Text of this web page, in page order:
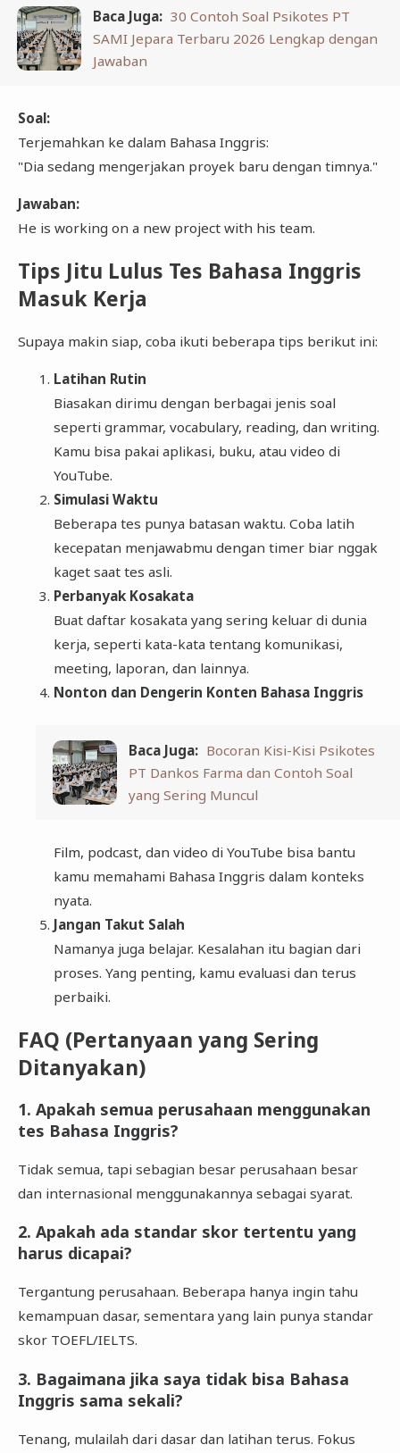
Baca Juga: 30 Contoh Soal Psikotes PT
SAMI Jepara Terbaru 2026 Lengkap dengan
Jawaban
Soal:
Terjemahkan ke dalam Bahasa Inggris:
"Dia sedang mengerjakan proyek baru dengan timnya."
Jawaban:
He is working on a new project with his team.
Tips Jitu Lulus Tes Bahasa Inggris
Masuk Kerja
Supaya makin siap, coba ikuti beberapa tips berikut ini:
Latihan Rutin
Biasakan dirimu dengan berbagai jenis soal
seperti grammar, vocabulary, reading, dan writing.
Kamu bisa pakai aplikasi, buku, atau video di
YouTube.
Simulasi Waktu
Beberapa tes punya batasan waktu. Coba latih
kecepatan menjawabmu dengan timer biar nggak
kaget saat tes asli.
Perbanyak Kosakata
Buat daftar kosakata yang sering keluar di dunia
kerja, seperti kata-kata tentang komunikasi,
meeting, laporan, dan lainnya.
Nonton dan Dengerin Konten Bahasa Inggris
Baca Juga: Bocoran Kisi-Kisi Psikotes
PT Dankos Farma dan Contoh Soal
yang Sering Muncul
Film, podcast, dan video di YouTube bisa bantu
kamu memahami Bahasa Inggris dalam konteks
nyata.
Jangan Takut Salah
Namanya juga belajar. Kesalahan itu bagian dari
proses. Yang penting, kamu evaluasi dan terus
perbaiki.
FAQ (Pertanyaan yang Sering
Ditanyakan)
1. Apakah semua perusahaan menggunakan
tes Bahasa Inggris?
Tidak semua, tapi sebagian besar perusahaan besar
dan internasional menggunakannya sebagai syarat.
2. Apakah ada standar skor tertentu yang
harus dicapai?
Tergantung perusahaan. Beberapa hanya ingin tahu
kemampuan dasar, sementara yang lain punya standar
skor TOEFL/IELTS.
3. Bagaimana jika saya tidak bisa Bahasa
Inggris sama sekali?
Tenang, mulailah dari dasar dan latihan terus. Fokus